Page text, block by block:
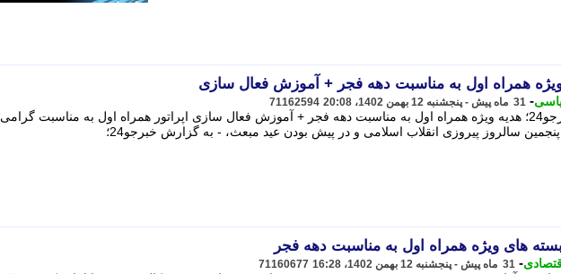
همراه اول به مناسبت دهه فجر + آموزش فعال سازی
- 31 ماه پیش - پنجشنبه 12 بهمن 1402، 20:08 71162594
به گزارش خبرجو24؛ هدیه ویژه همراه اول به مناسبت دهه فجر + آموزش فعال سازی اپراتور همراه اول به مناسبت گرامی
سالروز پیروزی انقلاب اسلامی و در پیش بودن عید مبعث، - به گزارش خبرجو24؛
بسته های ویژه همراه اول به مناسبت دهه فجر
- 31 ماه پیش - پنجشنبه 12 بهمن 1402، 16:28 71160677